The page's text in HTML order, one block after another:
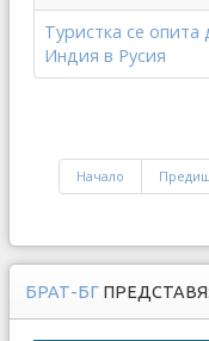
Туристка се опита
Индия в Русия
Начало
БРАТ-БГ ПРЕДСТАВЯ: